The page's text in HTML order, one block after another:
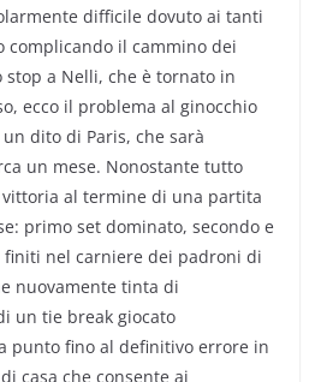
difficile dovuto ai tanti
complicando il cammino dei
stop a Nelli, che è tornato in
ecco il problema al ginocchio
dito di Paris, che sarà
un mese. Nonostante tutto
al termine di una partita
primo set dominato, secondo e
nel carniere dei padroni di
nuovamente tinta di
un tie break giocato
punto fino al definitivo errore in
casa che consente ai